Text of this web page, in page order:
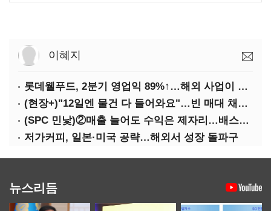
이혜지
롯데웰푸드, 2분기 영업익 89%↑…해외 사업이 실적 견인
(현장+)"12일엔 물건 다 들어와요"…빈 매대 채우며 문 연 홈플러스
(SPC 민낯)②매출 늘어도 수익은 제자리…배스킨라빈스 점주 '속앓이'
저가커피, 일본·미국 공략…해외서 성장 돌파구
뉴스리듬